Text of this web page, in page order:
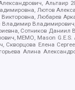
Альтаир
Лютов
Любарев
Сотников Даниил
МЕМО, Mason G.E.S.
Елена
Алина